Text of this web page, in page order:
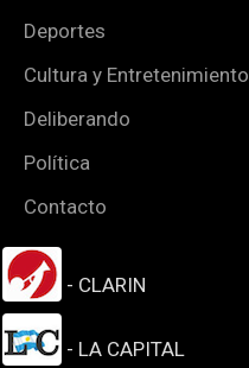
Deportes
Cultura y Entretenimiento
Deliberando
Política
Contacto
- CLARIN
- LA CAPITAL